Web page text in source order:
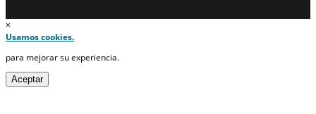
×
Usamos cookies.
para mejorar su experiencia.
Aceptar